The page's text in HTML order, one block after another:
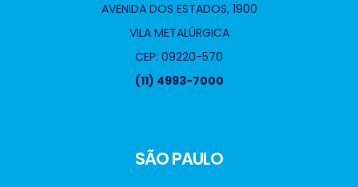
AVENIDA DOS ESTADOS, 1900
VILA METALÚRGICA
CEP: 09220-570
(11) 4993-7000
SÃO PAULO